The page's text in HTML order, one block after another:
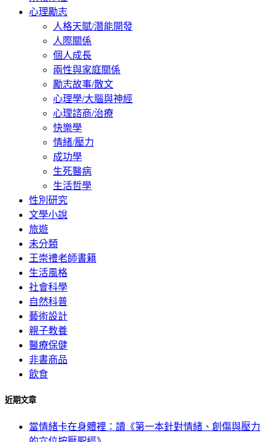
心理勵志
人格天賦/潛能開發
人際關係
個人成長
兩性與家庭關係
勵志故事/散文
心理學/大腦與神經
心理諮商/治療
快樂學
情緒/壓力
成功學
生死醫病
生活哲學
性別研究
文學小說
旅遊
未分類
王崇禮老師書籍
生活風格
社會科學
自然科普
藝術設計
親子教養
醫療保健
非書商品
飲食
近期文章
當情緒卡在身體裡：讀《第一本針對情緒、創傷與壓力